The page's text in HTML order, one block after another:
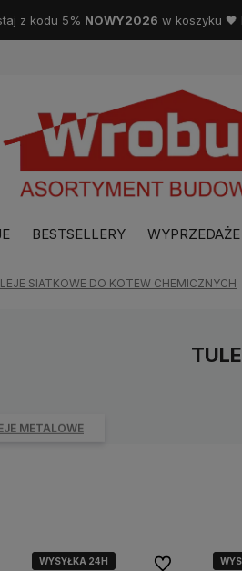
z kodu 5% NOWY2026 w koszyku 🖤
BESTSELLERY WYPRZEDAŻE
SIATKOWE DO KOTEW CHEMICZNYCH
METALOWE
WYSYŁKA 24H
WYSYŁKA 24H Do ulubionych